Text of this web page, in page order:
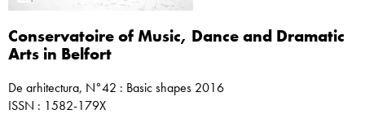
Conservatoire of Music, Dance and Dramatic
Arts in Belfort
De arhitectura, N°42 : Basic shapes 2016
ISSN : 1582-179X